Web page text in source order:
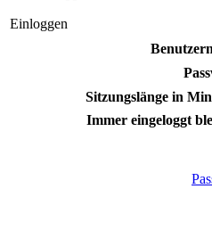
Einloggen
Sitzungslänge in
Immer eingeloggt